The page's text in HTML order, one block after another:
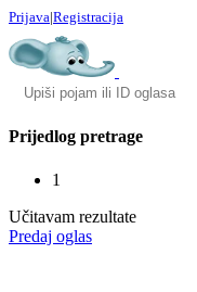
Prijava|Registracija
Prijedlog pretrage
1
Učitavam rezultate
Predaj oglas